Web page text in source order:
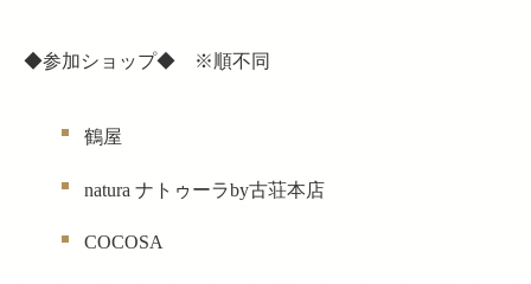
◆参加ショップ◆ ※順不同
鶴屋
natura ナトゥーラby古荘本店
COCOSA